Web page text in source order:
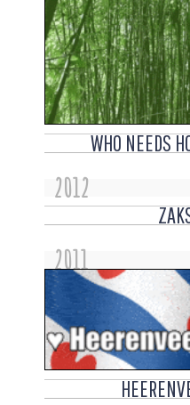
WHO NEEDS
2012
2011